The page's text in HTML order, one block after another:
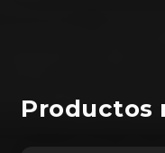
Productos